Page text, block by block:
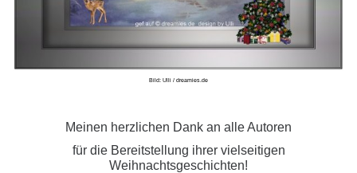
Bild: Ulli / dreamies.de
Meinen herzlichen Dank an alle Autoren
für die Bereitstellung ihrer vielseitigen
Weihnachtsgeschichten!